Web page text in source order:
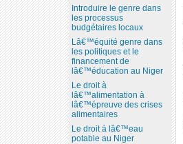
Introduire le genre dans
les processus
budgétaires locaux
Lâ€™équité genre dans
les politiques et le
financement de
lâ€™éducation au Niger
Le droit à
lâ€™alimentation à
lâ€™épreuve des crises
alimentaires
Le droit à lâ€™eau
potable au Niger